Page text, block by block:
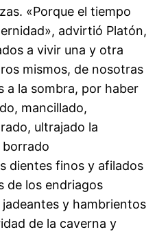
«Porque el tiempo
advirtió Platón,
a vivir una y otra
mismos, de nosotras
a la sombra, por haber
mancillado,
ultrajado la
borrado
dientes finos y afilados
de los endriagos
y hambrientos
de la caverna y